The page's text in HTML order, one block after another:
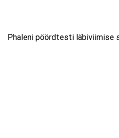
Phaleni pöördtesti läbiviimise